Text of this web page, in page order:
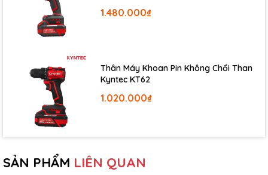
CHẾ ĐỘ BẢO HÀNH
Sản phẩm được bảo hành chính hãng 06 tháng tại Kyntec
Việt Nam hoặc các trung tâm bảo hành/sửa chữa ủy quyền
Khách hàng có thể kích hoạt bảo hành điện tử hoặc tra cứu
thời hạn bảo hành bằng cách quét mã QR trên tem bảo hành
1.480.000₫
Thân Máy Khoan Pin Không Chổi Than
Kyntec KT62
1.020.000₫
SẢN PHẨM LIÊN QUAN